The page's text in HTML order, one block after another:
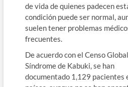
de vida de quienes padecen
condición puede ser normal,
suelen tener problemas
frecuentes.
De acuerdo con el Censo
Síndrome de Kabuki, se han
documentado 1,129 pacientes